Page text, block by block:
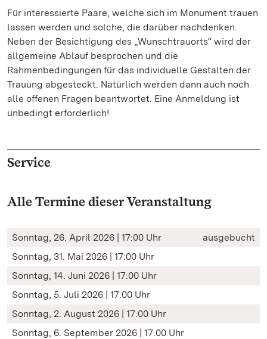
Für interessierte Paare, welche sich im Monument trauen
lassen werden und solche, die darüber nachdenken.
Neben der Besichtigung des „Wunschtrauorts“ wird der
allgemeine Ablauf besprochen und die
Rahmenbedingungen für das individuelle Gestalten der
Trauung abgesteckt. Natürlich werden dann auch noch
alle offenen Fragen beantwortet. Eine Anmeldung ist
unbedingt erforderlich!
Service
Alle Termine dieser Veranstaltung
Sonntag, 26. April 2026 | 17:00 Uhr
ausgebucht
Sonntag, 31. Mai 2026 | 17:00 Uhr
Sonntag, 14. Juni 2026 | 17:00 Uhr
Sonntag, 5. Juli 2026 | 17:00 Uhr
Sonntag, 2. August 2026 | 17:00 Uhr
Sonntag, 6. September 2026 | 17:00 Uhr